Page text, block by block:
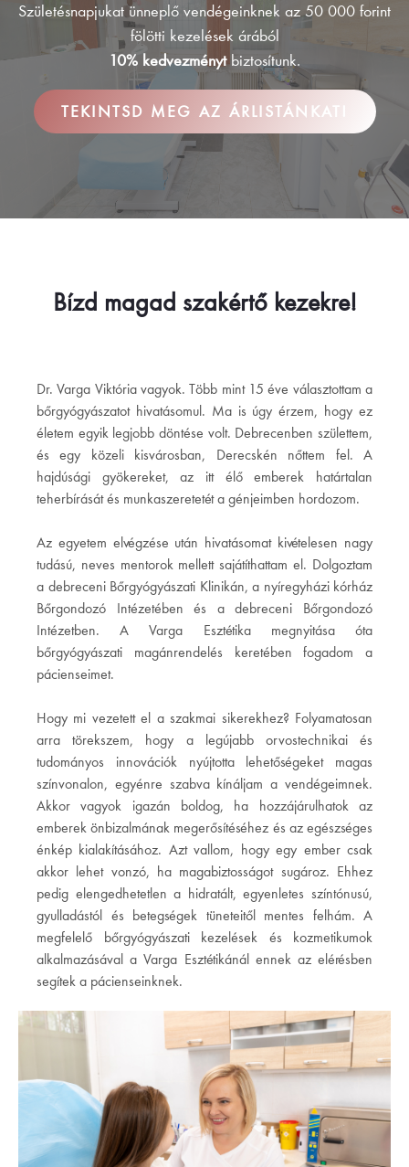
Születésnapjukat ünneplő vendégeinknek az 50 000 forint
fölötti kezelések árából
10% kedvezménytbiztosítunk.
TEKINTSD MEG AZ ÁRLISTÁNKAT!
Bízd magad szakértő kezekre!
Dr. Varga Viktória vagyok. Több mint 15 éve választottam a
bőrgyógyászatot hivatásomul. Ma is úgy érzem, hogy ez
életem egyik legjobb döntése volt. Debrecenben születtem,
és egy közeli kisvárosban, Derecskén nőttem fel. A
hajdúsági gyökereket, az itt élő emberek határtalan
teherbírását és munkaszeretetét a génjeimben hordozom.
Az egyetem elvégzése után hivatásomat kivételesen nagy
tudású, neves mentorok mellett sajátíthattam el. Dolgoztam
a debreceni Bőrgyógyászati Klinikán, a nyíregyházi kórház
Bőrgondozó Intézetében és a debreceni Bőrgondozó
Intézetben. A Varga Esztétika megnyitása óta
bőrgyógyászati magánrendelés keretében fogadom a
pácienseimet.
Hogy mi vezetett el a szakmai sikerekhez? Folyamatosan
arra törekszem, hogy a legújabb orvostechnikai és
tudományos innovációk nyújtotta lehetőségeket magas
színvonalon, egyénre szabva kínáljam a vendégeimnek.
Akkor vagyok igazán boldog, ha hozzájárulhatok az
emberek önbizalmának megerősítéséhez és az egészséges
énkép kialakításához. Azt vallom, hogy egy ember csak
akkor lehet vonzó, ha magabiztosságot sugároz. Ehhez
pedig elengedhetetlen a hidratált, egyenletes színtónusú,
gyulladástól és betegségek tüneteitől mentes felhám. A
megfelelő bőrgyógyászati kezelések és kozmetikumok
alkalmazásával a Varga Esztétikánál ennek az elérésben
segítek a pácienseinknek.